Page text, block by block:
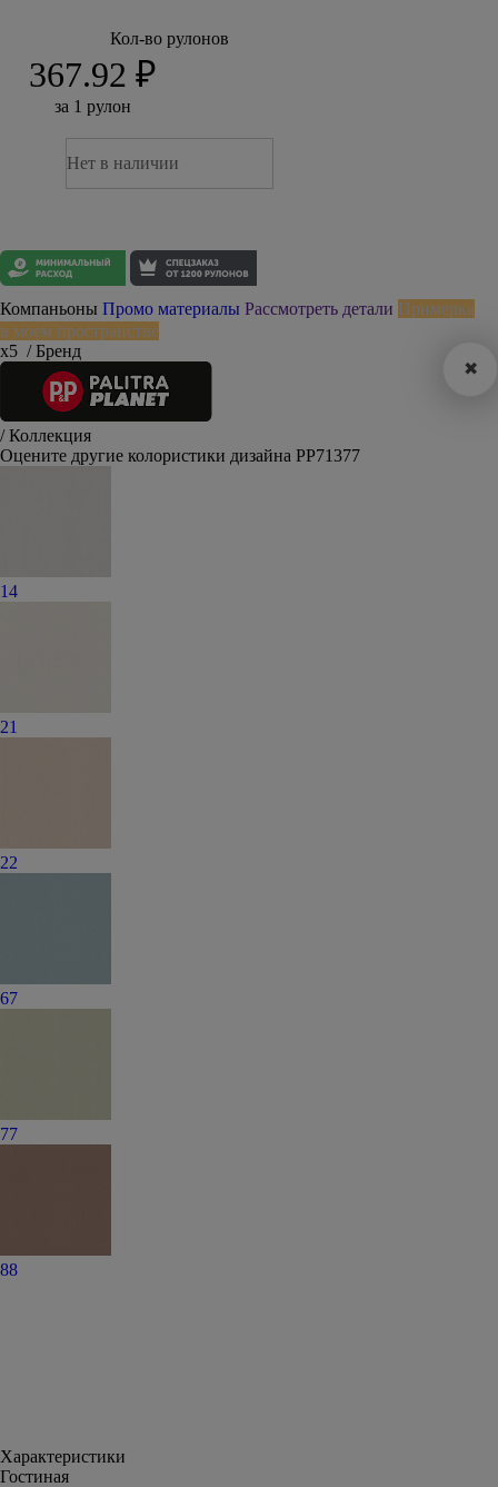
Кол-во рулонов
367.92 ₽
за 1 рулон
Нет в наличии
Компаньоны Промо материалы Рассмотреть детали Примерка
в моем пространстве
х5
✖
/ Бренд
/ Коллекция
Оцените другие колористики дизайна PP71377
14
21
22
67
77
88
Характеристики
Гостиная